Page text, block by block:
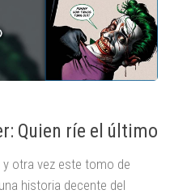
Quien ríe el último
otra vez este tomo de
historia decente del